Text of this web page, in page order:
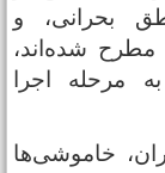
بحرانی، و
شده‌اند،
مرحله اجرا
خاموشی‌ها